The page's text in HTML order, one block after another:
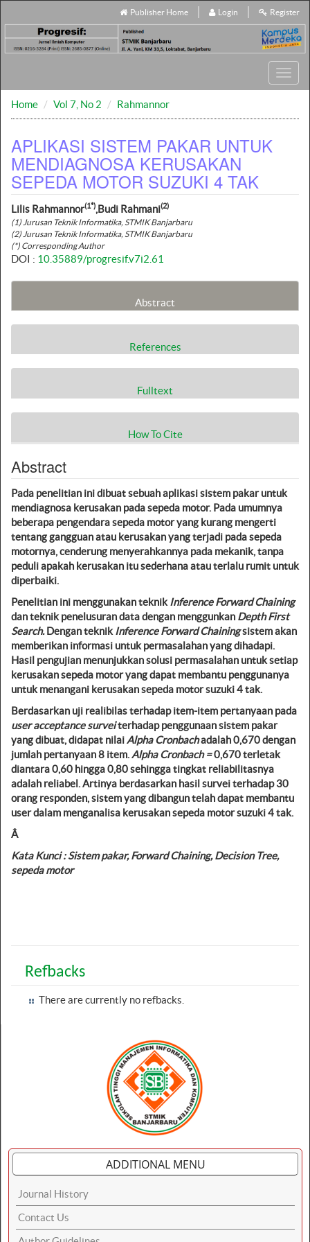
Publisher Home Login Register
Home
Vol 7, No 2 Rahmannor
APLIKASI SISTEM PAKAR UNTUK
MENDIAGNOSA KERUSAKAN
SEPEDA MOTOR SUZUKI 4 TAK
Lilis Rahmannor(1*),Budi Rahmani(2)
(1) Jurusan Teknik Informatika, STMIK Banjarbaru
(2) Jurusan Teknik Informatika, STMIK Banjarbaru
(*) Corresponding Author
DOI : 10.35889/progresif.v7i2.61
Abstract
References
Fulltext
How To Cite
Abstract
Pada penelitian ini dibuat sebuah aplikasi sistem pakar untuk
mendiagnosa kerusakan pada sepeda motor. Pada umumnya
beberapa pengendara sepeda motor yang kurang mengerti
tentang gangguan atau kerusakan yang terjadi pada sepeda
motornya, cenderung menyerahkannya pada mekanik, tanpa
peduli apakah kerusakan itu sederhana atau terlalu rumit untuk
diperbaiki.
Penelitian ini menggunakan teknikInference Forward Chaining
dan teknik penelusuran data dengan menggunkan Depth First
Search.Dengan teknikInference Forward Chainingsistem akan
memberikan informasi untuk permasalahan yang dihadapi.
Hasil pengujian menunjukkan solusi permasalahan untuk setiap
kerusakan sepeda motor yang dapat membantu penggunanya
untuk menangani kerusakan sepeda motor suzuki 4 tak.
Berdasarkan uji realibilas terhadap item-item pertanyaan pada
user acceptance surveiterhadap penggunaan sistem pakar
yang dibuat, didapat nilaiAlpha Cronbachadalah 0,670 dengan
jumlah pertanyaan 8 item.Alpha Cronbach =0,670 terletak
diantara 0,60 hingga 0,80 sehingga tingkat reliabilitasnya
adalah reliabel. Artinya berdasarkan hasil survei terhadap 30
orang responden, sistem yang dibangun telah dapat membantu
user dalam menganalisa kerusakan sepeda motor suzuki 4 tak.
Â
Kata Kunci : Sistem pakar, Forward Chaining, Decision Tree,
sepeda motor
Refbacks
There are currently no refbacks.
ADDITIONAL MENU
Journal History
Contact Us